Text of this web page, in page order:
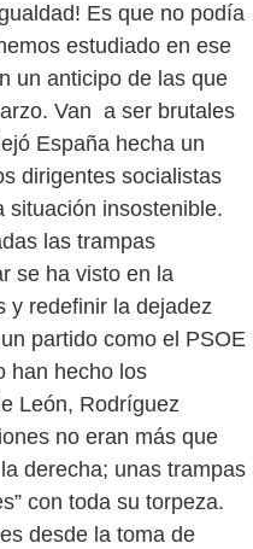
Es que no podía
estudiado en ese
un anticipo de las que
Van a ser brutales
España hecha un
dirigentes socialistas
situación insostenible.
las trampas
se ha visto en la
y redefinir la dejadez
partido como el PSOE
han hecho los
León, Rodríguez
no eran más que
derecha; unas trampas
con toda su torpeza.
desde la toma de